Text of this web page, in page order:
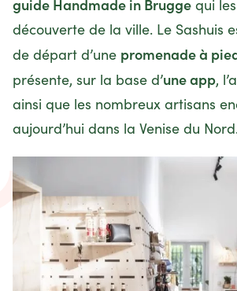
guide Handmade in Brugge qui
découverte de la ville. Le Sashuis
de départ d’une promenade à
présente, sur la base d’une app,
ainsi que les nombreux artisans
aujourd’hui dans la Venise du